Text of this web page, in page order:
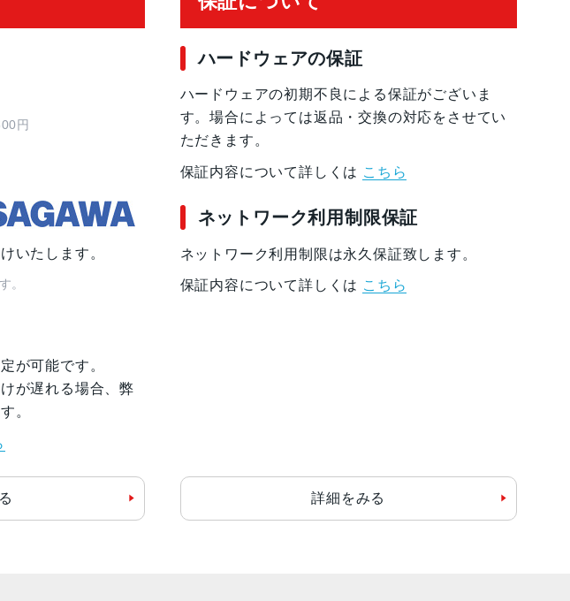
円
いたします。
。
が可能です。
が遅れる場合、弊
。
ハードウェアの保証
ハードウェアの初期不良による保証がございま
す。場合によっては返品・交換の対応をさせてい
ただきます。
保証内容について詳しくは こちら
ネットワーク利用制限保証
ネットワーク利用制限は永久保証致します。
保証内容について詳しくは こちら
詳細をみる